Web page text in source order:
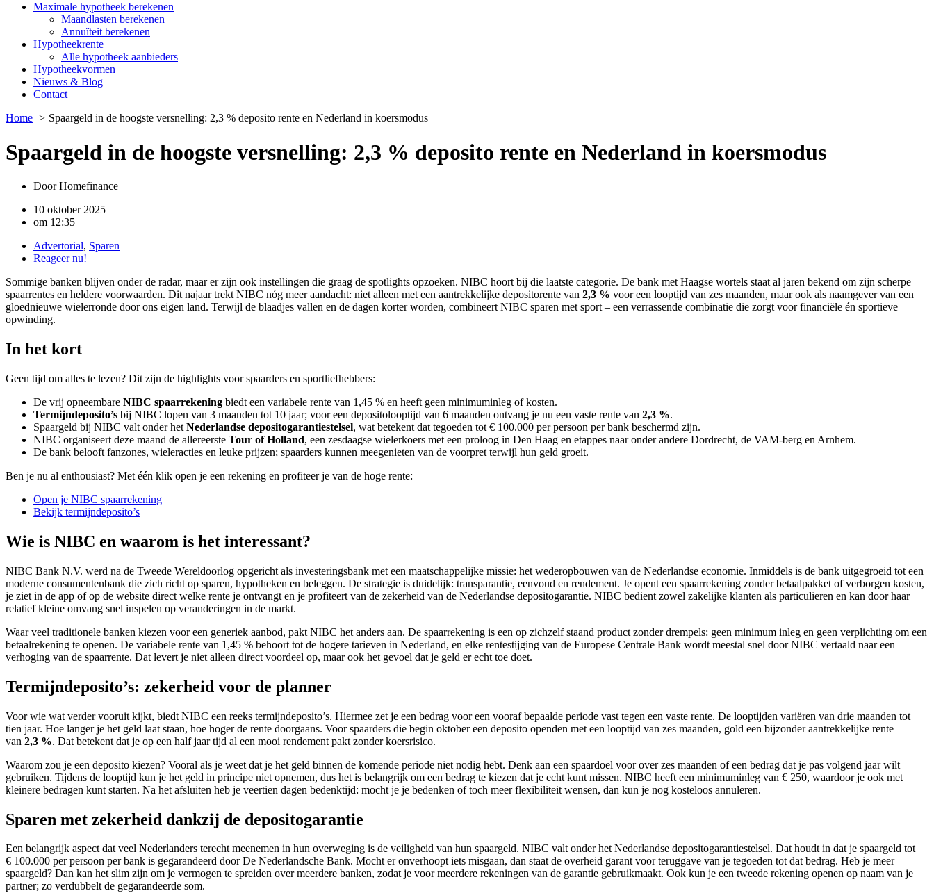
Maximale hypotheek berekenen
Maandlasten berekenen
Annuïteit berekenen
Hypotheekrente
Alle hypotheek aanbieders
Hypotheekvormen
Nieuws & Blog
Contact
Home
Spaargeld in de hoogste versnelling: 2,3 % deposito rente en Nederland in koersmodus
Spaargeld in de hoogste versnelling: 2,3 % deposito rente en Nederland in koersmodus
DoorHomefinance
10 oktober 2025
om 12:35
Advertorial, Sparen
Reageer nu!
Sommige banken blijven onder de radar, maar er zijn ook instellingen die graag de spotlights opzoeken. NIBC hoort bij die laatste categorie. De bank met Haagse wortels staat al jaren bekend om zijn scherpe
spaarrentes en heldere voorwaarden. Dit najaar trekt NIBC nóg meer aandacht: niet alleen met een aantrekkelijke depositorente van 2,3 % voor een looptijd van zes maanden, maar ook als naamgever van een
gloednieuwe wielerronde door ons eigen land. Terwijl de blaadjes vallen en de dagen korter worden, combineert NIBC sparen met sport – een verrassende combinatie die zorgt voor financiële én sportieve
opwinding.
In het kort
Geen tijd om alles te lezen? Dit zijn de highlights voor spaarders en sportliefhebbers:
De vrij opneembare NIBC spaarrekening biedt een variabele rente van 1,45 % en heeft geen minimuminleg of kosten.
Termijndeposito’s bij NIBC lopen van 3 maanden tot 10 jaar; voor een depositolooptijd van 6 maanden ontvang je nu een vaste rente van 2,3 %.
Spaargeld bij NIBC valt onder het Nederlandse depositogarantiestelsel, wat betekent dat tegoeden tot € 100.000 per persoon per bank beschermd zijn.
NIBC organiseert deze maand de allereerste Tour of Holland, een zesdaagse wielerkoers met een proloog in Den Haag en etappes naar onder andere Dordrecht, de VAM‑berg en Arnhem.
De bank belooft fanzones, wieleracties en leuke prijzen; spaarders kunnen meegenieten van de voorpret terwijl hun geld groeit.
Ben je nu al enthousiast? Met één klik open je een rekening en profiteer je van de hoge rente:
Open je NIBC spaarrekening
Bekijk termijndeposito’s
Wie is NIBC en waarom is het interessant?
NIBC Bank N.V. werd na de Tweede Wereldoorlog opgericht als investeringsbank met een maatschappelijke missie: het wederopbouwen van de Nederlandse economie. Inmiddels is de bank uitgegroeid tot een
moderne consumentenbank die zich richt op sparen, hypotheken en beleggen. De strategie is duidelijk: transparantie, eenvoud en rendement. Je opent een spaarrekening zonder betaalpakket of verborgen kosten,
je ziet in de app of op de website direct welke rente je ontvangt en je profiteert van de zekerheid van de Nederlandse depositogarantie. NIBC bedient zowel zakelijke klanten als particulieren en kan door haar
relatief kleine omvang snel inspelen op veranderingen in de markt.
Waar veel traditionele banken kiezen voor een generiek aanbod, pakt NIBC het anders aan. De spaarrekening is een op zichzelf staand product zonder drempels: geen minimum inleg en geen verplichting om een
betaalrekening te openen. De variabele rente van 1,45 % behoort tot de hogere tarieven in Nederland, en elke rentestijging van de Europese Centrale Bank wordt meestal snel door NIBC vertaald naar een
verhoging van de spaarrente. Dat levert je niet alleen direct voordeel op, maar ook het gevoel dat je geld er echt toe doet.
Termijndeposito’s: zekerheid voor de planner
Voor wie wat verder vooruit kijkt, biedt NIBC een reeks termijndeposito’s. Hiermee zet je een bedrag voor een vooraf bepaalde periode vast tegen een vaste rente. De looptijden variëren van drie maanden tot
tien jaar. Hoe langer je het geld laat staan, hoe hoger de rente doorgaans. Voor spaarders die begin oktober een deposito openden met een looptijd van zes maanden, gold een bijzonder aantrekkelijke rente
van 2,3 %. Dat betekent dat je op een half jaar tijd al een mooi rendement pakt zonder koersrisico.
Waarom zou je een deposito kiezen? Vooral als je weet dat je het geld binnen de komende periode niet nodig hebt. Denk aan een spaardoel voor over zes maanden of een bedrag dat je pas volgend jaar wilt
gebruiken. Tijdens de looptijd kun je het geld in principe niet opnemen, dus het is belangrijk om een bedrag te kiezen dat je echt kunt missen. NIBC heeft een minimuminleg van € 250, waardoor je ook met
kleinere bedragen kunt starten. Na het afsluiten heb je veertien dagen bedenktijd: mocht je je bedenken of toch meer flexibiliteit wensen, dan kun je nog kosteloos annuleren.
Sparen met zekerheid dankzij de depositogarantie
Een belangrijk aspect dat veel Nederlanders terecht meenemen in hun overweging is de veiligheid van hun spaargeld. NIBC valt onder het Nederlandse depositogarantiestelsel. Dat houdt in dat je spaargeld tot
€ 100.000 per persoon per bank is gegarandeerd door De Nederlandsche Bank. Mocht er onverhoopt iets misgaan, dan staat de overheid garant voor teruggave van je tegoeden tot dat bedrag. Heb je meer
spaargeld? Dan kan het slim zijn om je vermogen te spreiden over meerdere banken, zodat je voor meerdere rekeningen van de garantie gebruikmaakt. Ook kun je een tweede rekening openen op naam van je
partner; zo verdubbelt de gegarandeerde som.